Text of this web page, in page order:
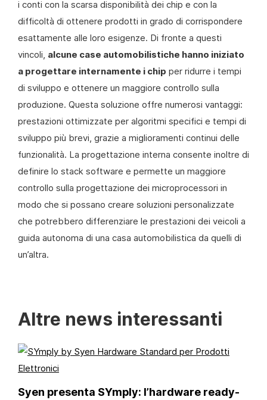
i conti con la scarsa disponibilità dei chip e con la
difficoltà di ottenere prodotti in grado di corrispondere
esattamente alle loro esigenze. Di fronte a questi
vincoli, alcune case automobilistiche hanno iniziato
a progettare internamente i chip per ridurre i tempi
di sviluppo e ottenere un maggiore controllo sulla
produzione. Questa soluzione offre numerosi vantaggi:
prestazioni ottimizzate per algoritmi specifici e tempi di
sviluppo più brevi, grazie a miglioramenti continui delle
funzionalità. La progettazione interna consente inoltre di
definire lo stack software e permette un maggiore
controllo sulla progettazione dei microprocessori in
modo che si possano creare soluzioni personalizzate
che potrebbero differenziare le prestazioni dei veicoli a
guida autonoma di una casa automobilistica da quelli di
un’altra.
Altre news interessanti
Syen presenta SYmply: l’hardware ready-